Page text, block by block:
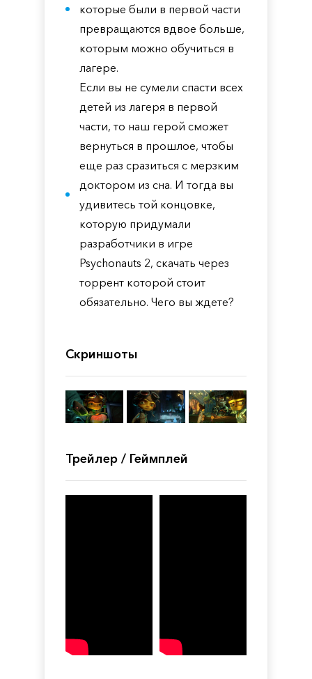
которые были в первой части
превращаются вдвое больше,
которым можно обучиться в
лагере.
Если вы не сумели спасти всех
детей из лагеря в первой
части, то наш герой сможет
вернуться в прошлое, чтобы
еще раз сразиться с мерзким
доктором из сна. И тогда вы
удивитесь той концовке,
которую придумали
разработчики в игре
Psychonauts 2, скачать через
торрент которой стоит
обязательно. Чего вы ждете?
Скриншоты
Трейлер / Геймплей